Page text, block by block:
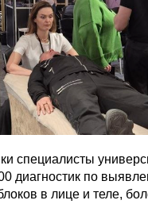
специалисты
диагностик по
в лице и теле,